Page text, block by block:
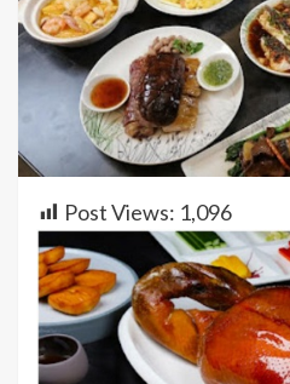
Post Views: 1,096